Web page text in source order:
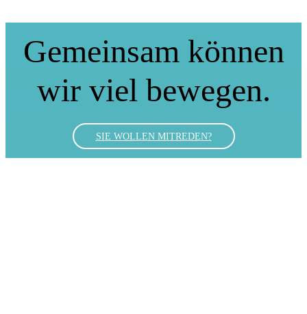
Gemeinsam können
wir viel bewegen.
SIE WOLLEN MITREDEN?